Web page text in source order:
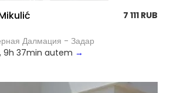
7 111 RUB
Далмация - Задар
9h 37min autem →